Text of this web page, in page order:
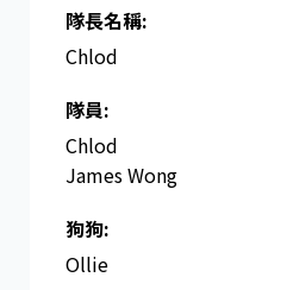
隊長名稱​:
Chlod
隊員:
Chlod
James Wong
狗狗:
Ollie